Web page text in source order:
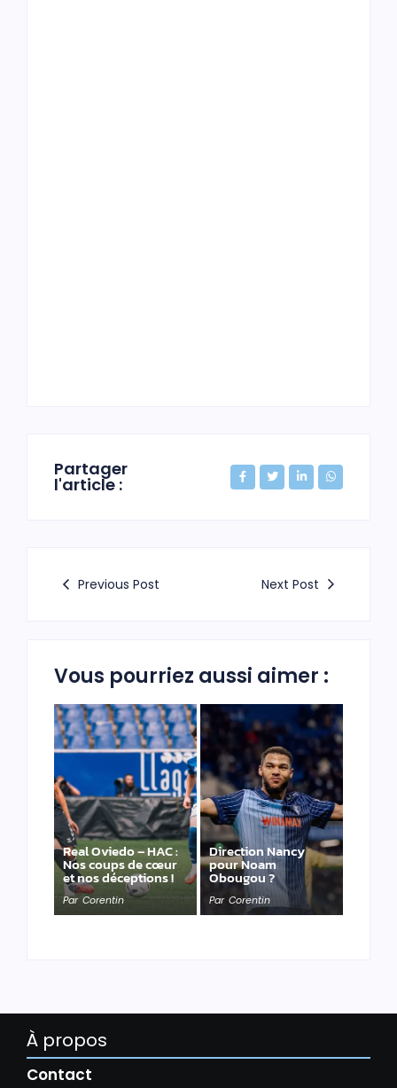
Partager
l'article :
Previous Post Next Post
Vous pourriez aussi aimer :
Real Oviedo – HAC :
Nos coups de cœur
et nos déceptions !
Par Corentin
Direction Nancy
pour Noam
Obougou ?
Par Corentin
À propos
Contact